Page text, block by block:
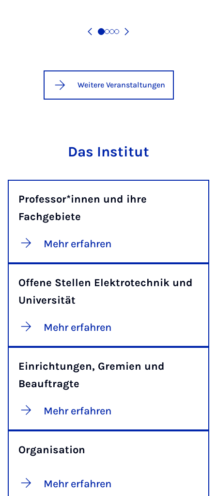
Weitere Veranstaltungen
Das Institut
Professor*innen und ihre
Fachgebiete
Mehr erfahren
Offene Stellen Elektrotechnik und
Universität
Mehr erfahren
Einrichtungen, Gremien und
Beauftragte
Mehr erfahren
Organisation
Mehr erfahren